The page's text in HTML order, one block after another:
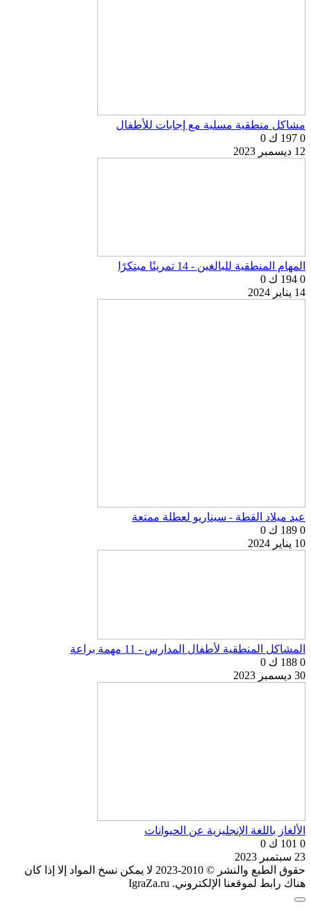
مشاكل منطقية مسلية مع إجابات للأطفال
0 197 ك
0
12 ديسمبر 2023
المهام المنطقية للبالغين - 14 تمرينًا مبتكرًا
0 194 ك
0
14 يناير 2024
عيد ميلاد القطة - سيناريو لعطلة ممتعة
0 189 ك
0
10 يناير 2024
المشاكل المنطقية لأطفال المدارس - 11 مهمة براعة
0 188 ك
0
30 ديسمبر 2023
الألغاز باللغة الإنجليزية عن الحيوانات
0 101 ك
0
23 سبتمبر 2023
حقوق الطبع والنشر © 2010-2023 لا يمكن نسخ المواد إلا إذا كان
هناك رابط لموقعنا الإلكتروني. IgraZa.ru